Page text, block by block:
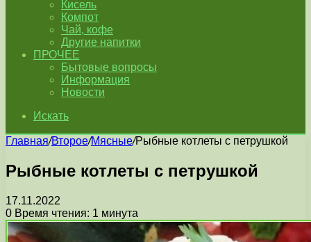
Кисель
Компот
Чай, кофе
Другие напитки
ПРОЧЕЕ
Бытовые вопросы
Информация
Новости
Искать
Главная/Второе/Мясные/Рыбные котлеты с петрушкой
Рыбные котлеты с петрушкой
17.11.2022
0 Время чтения: 1 минута